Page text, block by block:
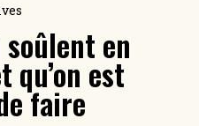
en
est
faire